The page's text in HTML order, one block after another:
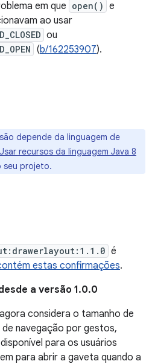
em que open() e
ao usar
ou
(b/162253907).
depende da linguagem de
recursos da linguagem Java 8
seu projeto.
é
estas confirmações.
a versão 1.0.0
agora considera o tamanho de
navegação por gestos,
para os usuários
para abrir a gaveta quando a